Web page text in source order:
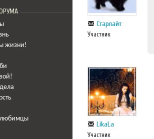
жизни!
Старлайт
Участник
LikaLa
Участник